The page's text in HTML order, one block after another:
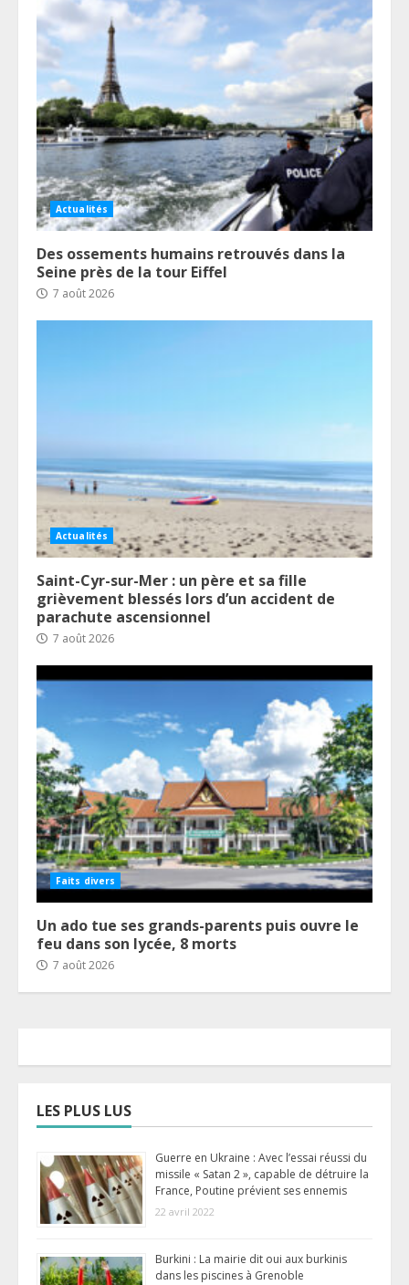
Actualités
Des ossements humains retrouvés dans la
Seine près de la tour Eiffel
7 août 2026
Actualités
Saint-Cyr-sur-Mer : un père et sa fille
grièvement blessés lors d’un accident de
parachute ascensionnel
7 août 2026
Faits divers
Un ado tue ses grands-parents puis ouvre le
feu dans son lycée, 8 morts
7 août 2026
LES PLUS LUS
Guerre en Ukraine : Avec l’essai réussi du
missile « Satan 2 », capable de détruire la
France, Poutine prévient ses ennemis
22 avril 2022
Burkini : La mairie dit oui aux burkinis
dans les piscines à Grenoble